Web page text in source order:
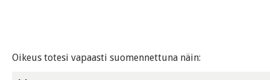
Oikeus totesi vapaasti suomennettuna näin: